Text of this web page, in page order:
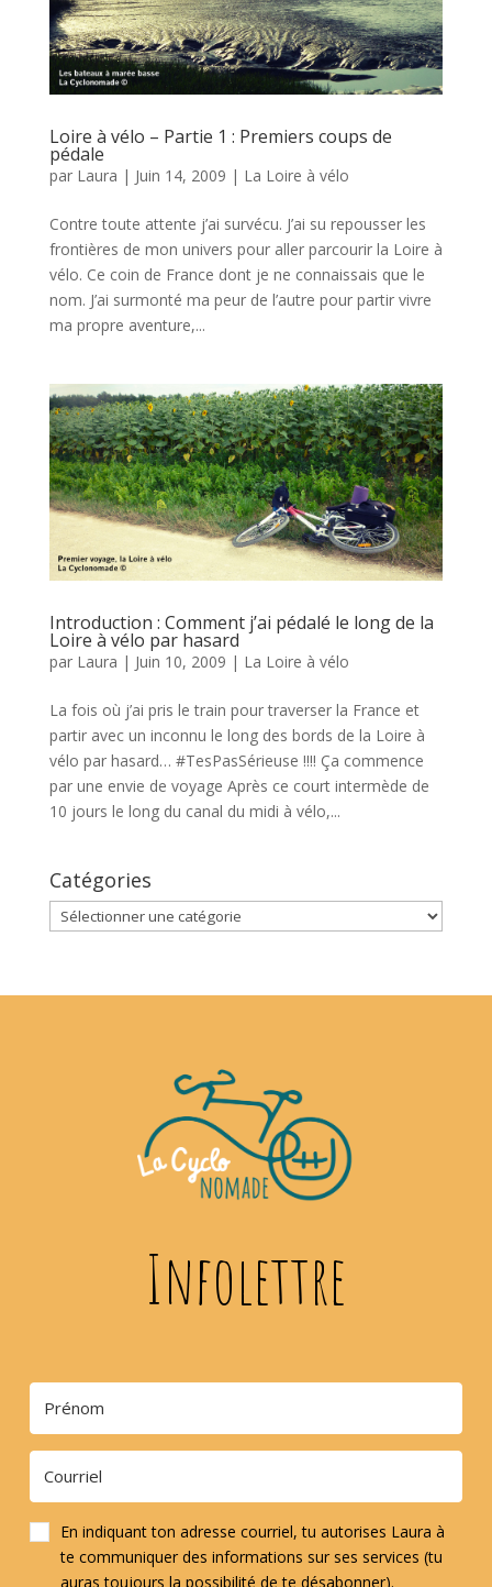
Loire à vélo – Partie 1 : Premiers coups de
pédale
par Laura | Juin 14, 2009 | La Loire à vélo
Contre toute attente j’ai survécu. J’ai su repousser les
frontières de mon univers pour aller parcourir la Loire à
vélo. Ce coin de France dont je ne connaissais que le
nom. J’ai surmonté ma peur de l’autre pour partir vivre
ma propre aventure,...
Introduction : Comment j’ai pédalé le long de la
Loire à vélo par hasard
par Laura | Juin 10, 2009 | La Loire à vélo
La fois où j’ai pris le train pour traverser la France et
partir avec un inconnu le long des bords de la Loire à
vélo par hasard… #TesPasSérieuse !!!! Ça commence
par une envie de voyage Après ce court intermède de
10 jours le long du canal du midi à vélo,...
Catégories
Catégories
Infolettre
En indiquant ton adresse courriel, tu autorises Laura à
te communiquer des informations sur ses services (tu
auras toujours la possibilité de te désabonner).